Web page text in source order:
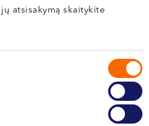
atsisakymą skaitykite